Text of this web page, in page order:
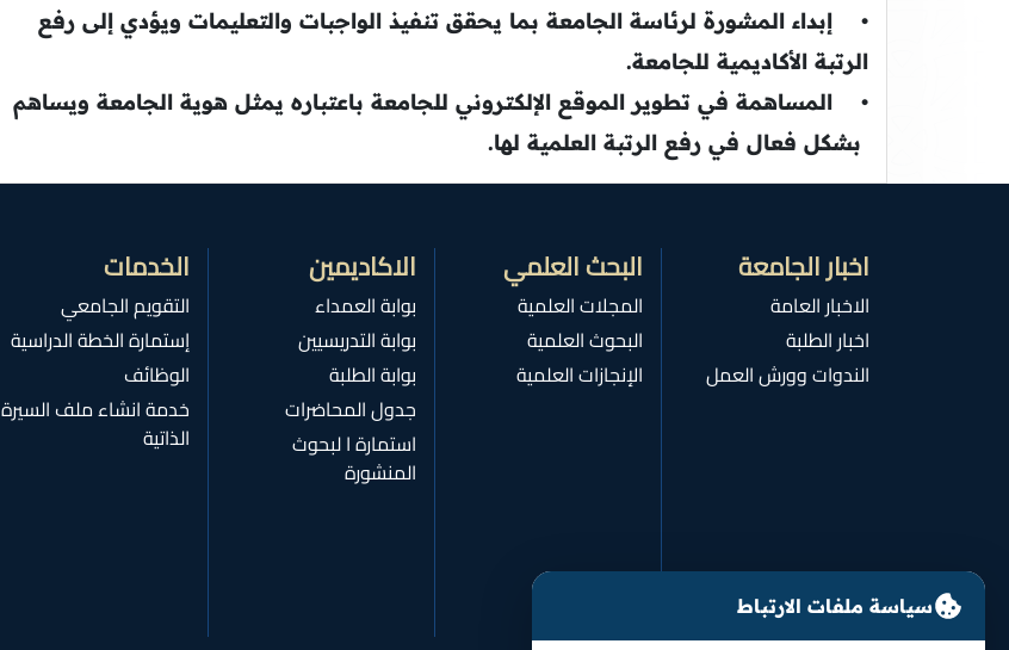
• إبداء المشورة لرئاسة الجامعة بما يحقق تنفيذ الواجبات والتعليمات ويؤدي إلى رفع
الرتبة الأكاديمية للجامعة.
• المساهمة في تطوير الموقع الإلكتروني للجامعة باعتباره يمثل هوية الجامعة ويساهم
بشكل فعال في رفع الرتبة العلمية لها.
سياسة ملفات الارتباط
اخبار الجامعة
الاخبار العامة
اخبار الطلبة
الندوات وورش العمل
البحث العلمي
المجلات العلمية
البحوث العلمية
الإنجازات العلمية
الاكاديمين
بوابة العمداء
بوابة التدريسيين
بوابة الطلبة
جدول المحاضرات
استمارة ا لبحوث
المنشورة
الخدمات
التقويم الجامعي
إستمارة الخطة الدراسية
الوظائف
خدمة انشاء ملف السيرة
الذاتية